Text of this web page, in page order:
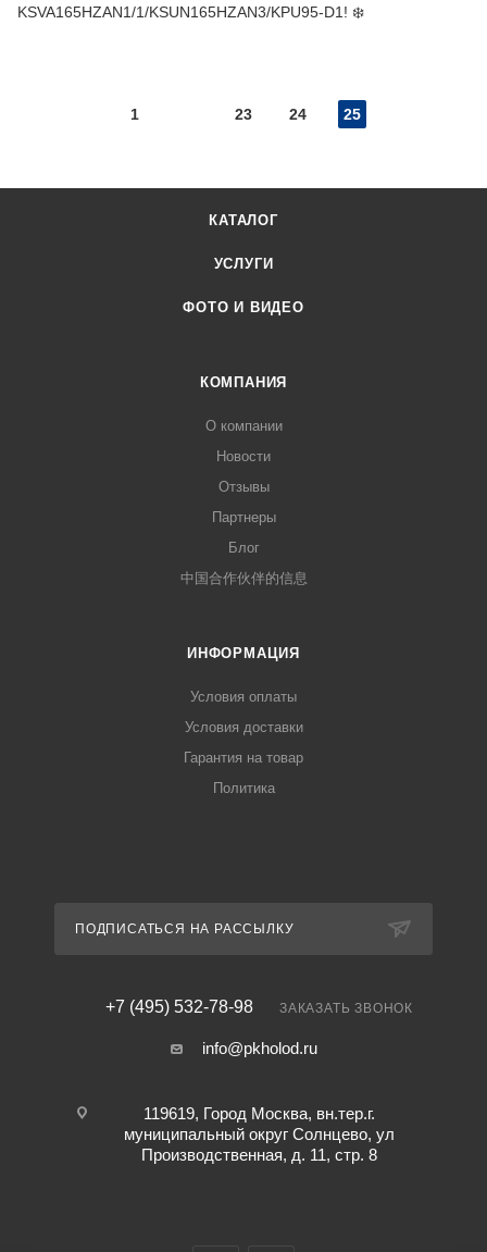
KSVA165HZAN1/1/KSUN165HZAN3/KPU95-D1! ❄️
1 23 24 25
КАТАЛОГ
УСЛУГИ
ФОТО И ВИДЕО
КОМПАНИЯ
О компании
Новости
Отзывы
Партнеры
Блог
中国合作伙伴的信息
ИНФОРМАЦИЯ
Условия оплаты
Условия доставки
Гарантия на товар
Политика
ПОДПИСАТЬСЯ НА РАССЫЛКУ
+7 (495) 532-78-98 ЗАКАЗАТЬ ЗВОНОК
info@pkholod.ru
119619, Город Москва, вн.тер.г.
муниципальный округ Солнцево, ул
Производственная, д. 11, стр. 8